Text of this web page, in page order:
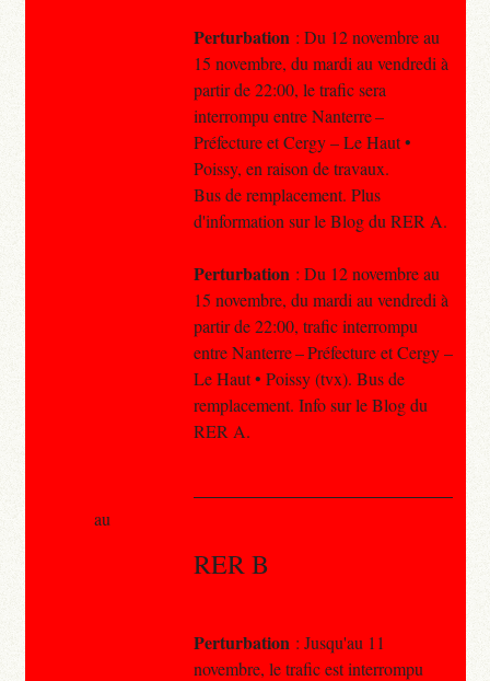
Perturbation : Du 12 novembre au
15 novembre, du mardi au vendredi à
partir de 22:00, le trafic sera
interrompu entre Nanterre –
Préfecture et Cergy – Le Haut •
Poissy, en raison de travaux.
Bus de remplacement. Plus
d'information sur le Blog du RER A.
Perturbation : Du 12 novembre au
15 novembre, du mardi au vendredi à
partir de 22:00, trafic interrompu
entre Nanterre – Préfecture et Cergy –
Le Haut • Poissy (tvx). Bus de
remplacement. Info sur le Blog du
RER A.
RER B
Perturbation : Jusqu'au 11
novembre, le trafic est interrompu
au